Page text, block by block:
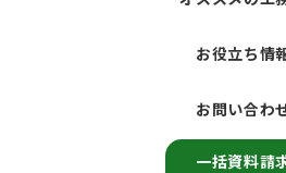
お役立ち情
お問い合わ
一括資料請